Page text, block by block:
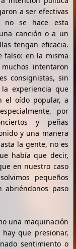
a ser efectivas
no se hace esta
canción o a un
tengan eficacia.
falso: en la misma
intentaron
consignistas, sin
experiencia que
el oído popular, a
por
y peñas
y una manera
la gente, no es
había que decir,
en nuestro caso
pequeños
paso
una maquinación
que presionar,
sentimiento o